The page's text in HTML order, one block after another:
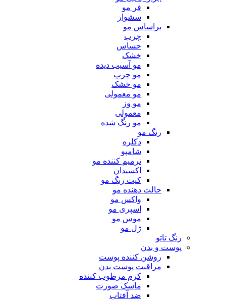
فر مو
سشوار
براساس مو
چرب
حساس
خشک
مو آسیب دیده
مو چرب
مو خشک
مو معمولی
مو وز
معمولی
مو رنگ شده
رنگ مو
دکلره
شامپو
ترمیم کننده مو
اکسیدان
کیت رنگ مو
حالت دهنده مو
واکس مو
اسپری مو
موس مو
ژل مو
رنگ تاتو
پوست و بدن
روشن کننده پوست
مراقبت پوست بدن
کرم مرطوب کننده
ماسک صورت
ضد آفتاب